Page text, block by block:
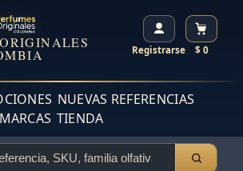
Registrarse $ 0
NUEVAS REFERENCIAS
MARCAS TIENDA